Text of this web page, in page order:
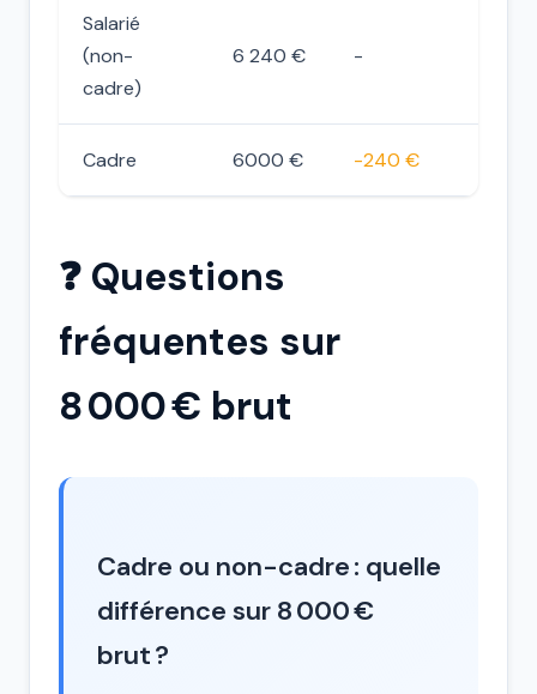
Salarié
(non-
cadre)
6 240 € -
Cadre 6000 € -240 €
❓ Questions
fréquentes sur
8 000 € brut
Cadre ou non-cadre : quelle
différence sur 8 000 €
brut ?